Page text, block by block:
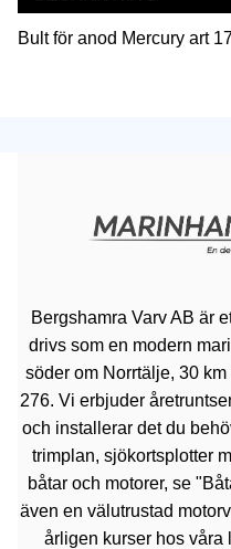
Bult för anod Mercury art
Bergshamra Varv AB är
drivs som en modern
söder om Norrtälje, 30
276. Vi erbjuder
och installerar det du
trimplan, sjökortsplotter
båtar och motorer, se
även en välutrustad
årligen kurser hos våra